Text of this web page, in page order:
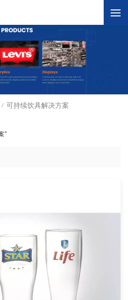
/ 可持续饮具解决方案
"